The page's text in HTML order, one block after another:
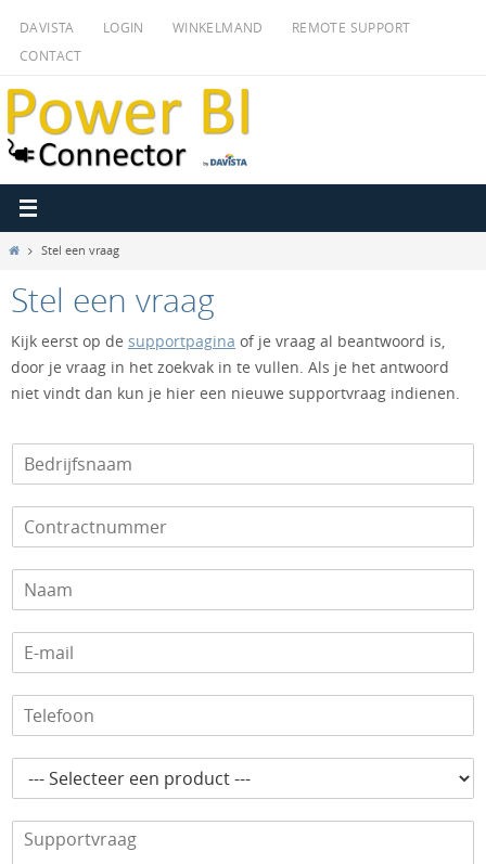
inhoud
DAVISTA LOGIN WINKELMAND
REMOTE SUPPORT
CONTACT
HomeStel een vraag
Stel een vraag
Kijk eerst op de supportpagina of je vraag al beantwoord is,
door je vraag in het zoekvak in te vullen. Als je het antwoord
niet vindt dan kun je hier een nieuwe supportvraag indienen.